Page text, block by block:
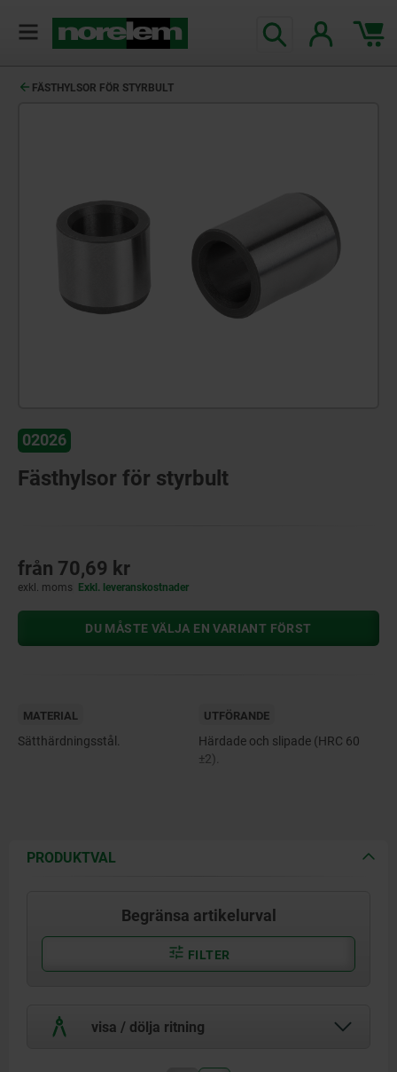
FÄSTHYLSOR FÖR STYRBULT
02026
Fästhylsor för styrbult
från 70,69 kr
exkl. moms Exkl. leveranskostnader
DU MÅSTE VÄLJA EN VARIANT FÖRST
MATERIAL
Sätthärdningsstål.
UTFÖRANDE
Härdade och slipade (HRC 60
±2).
PRODUKTVAL
Begränsa artikelurval
FILTER
visa / dölja ritning